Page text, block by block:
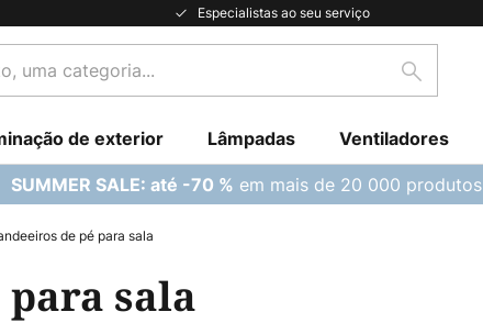
Especialistas ao seu serviço
Pesquisar
de exterior Lâmpadas Ventiladores
SUMMER SALE: até -70 % em mais de 20 000 produtos
de pé para sala
para sala